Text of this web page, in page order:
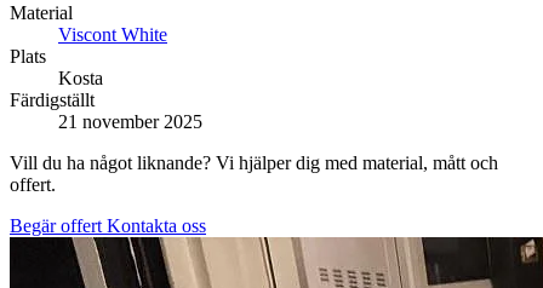
Material
Viscont White
Plats
Kosta
Färdigställt
21 november 2025
Vill du ha något liknande? Vi hjälper dig med material, mått och
offert.
Begär offert Kontakta oss